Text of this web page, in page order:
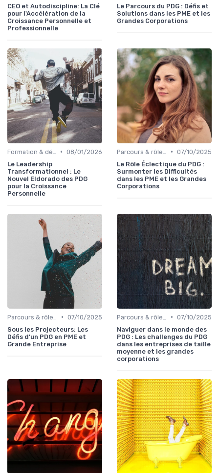
CEO et Autodiscipline: La Clé
pour l'Accélération de la
Croissance Personnelle et
Professionnelle
Le Parcours du PDG : Défis et
Solutions dans les PME et les
Grandes Corporations
• 08/01/2026
Le Leadership
Transformationnel : Le
Nouvel Eldorado des PDG
pour la Croissance
Personnelle
• 07/10/2025
Le Rôle Éclectique du PDG :
Surmonter les Difficultés
dans les PME et les Grandes
Corporations
• 07/10/2025
Sous les Projecteurs: Les
Défis d'un PDG en PME et
Grande Entreprise
• 07/10/2025
Naviguer dans le monde des
PDG : Les challenges du PDG
dans les entreprises de taille
moyenne et les grandes
corporations